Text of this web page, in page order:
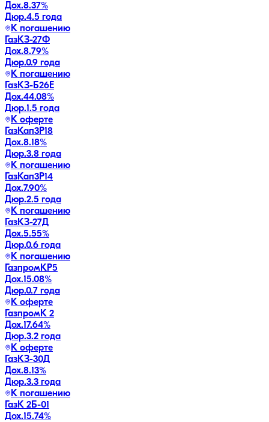
Дох.8.37%
Дюр.4.5 года
К погашению
ГазКЗ-27Ф
Дох.8.79%
Дюр.0.9 года
К погашению
ГазКЗ-Б26Е
Дох.44.08%
Дюр.1.5 года
К оферте
ГазКап3P18
Дох.8.18%
Дюр.3.8 года
К погашению
ГазКап3P14
Дох.7.90%
Дюр.2.5 года
К погашению
ГазКЗ-27Д
Дох.5.55%
Дюр.0.6 года
К погашению
ГазпромКP5
Дох.15.08%
Дюр.0.7 года
К оферте
ГазпромК 2
Дох.17.64%
Дюр.3.2 года
К оферте
ГазКЗ-30Д
Дох.8.13%
Дюр.3.3 года
К погашению
ГазК 2Б-01
Дох.15.74%